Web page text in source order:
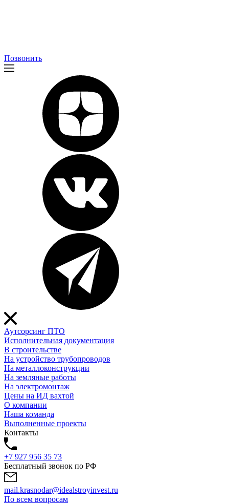
Позвонить
Аутсорсинг ПТО
Исполнительная документация
В строительстве
На устройство трубопроводов
На металлоконструкции
На земляные работы
На электромонтаж
Цены на ИД вахтой
О компании
Наша команда
Выполненные проекты
Контакты
+7 927 956 35 73
Бесплатный звонок по РФ
mail.krasnodar@idealstroyinvest.ru
По всем вопросам